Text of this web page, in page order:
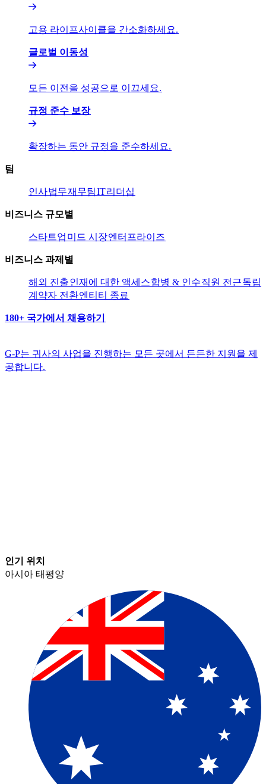
고용 라이프사이클을 간소화하세요.​​
글로벌 이동성​​
모든 이전을 성공으로 이끄세요.​​
규정 준수 보장​​
확장하는 동안 규정을 준수하세요.​​
팀​​
인사​​법무​​재무팀​​IT​​리더십​​
비즈니스 규모별​​
스타트업​​ 미드 시장​​엔터프라이즈​​
비즈니스 과제별​​
해외 진출​​인재에 대한 액세스​​합병 & 인수​​직원 전근​​독립
계약자 전환​​엔티티 종료​​
180+ 국가에서 채용하기​​
G-P는 귀사의 사업을 진행하는 모든 곳에서 든든한 지원을 제
공합니다.​​
인기 위치​​
아시아 태평양​​